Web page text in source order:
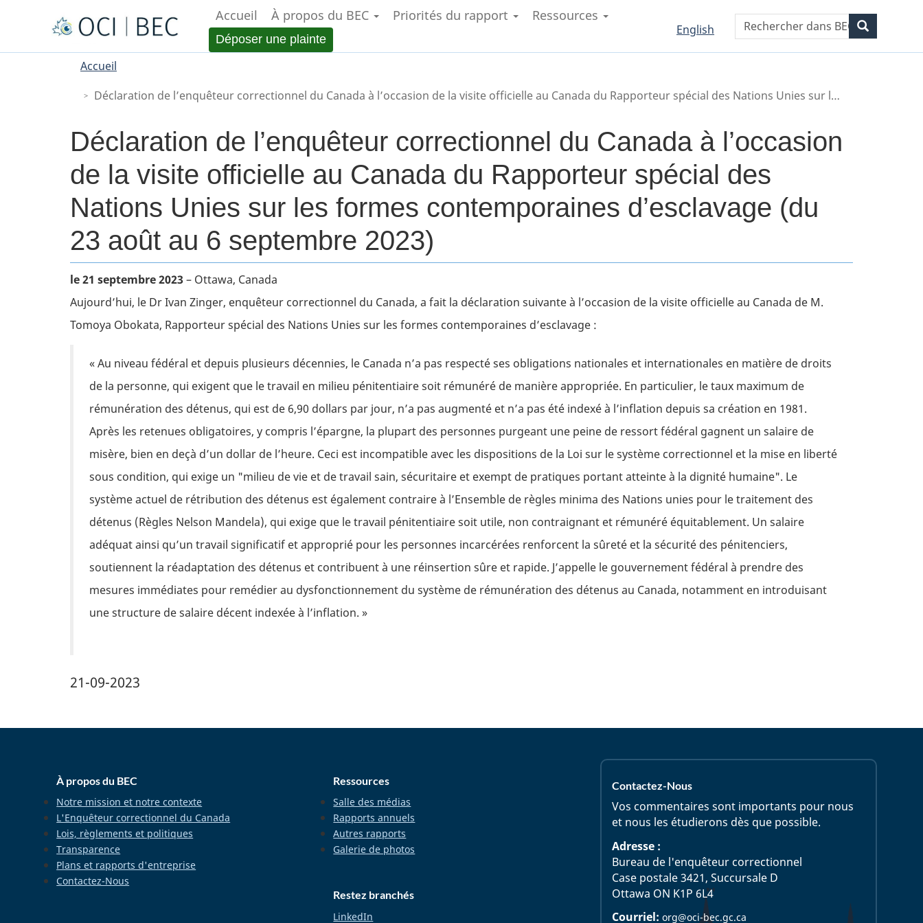
Aller
contenu
Skip
"About
Passer
la
simplifiée
Menu
Accueil À propos du BEC Priorités du rapport Ressources
Déposer une plainte
Language
selection
Language
selection
English
WxT
Search
form
Rechercher
Accueil
Déclaration de l’enquêteur correctionnel du Canada à l’occasion de la visite officielle au Canada du Rapporteur spécial des Nations Unies sur les formes contemporaines d’esclavage (du 23 août au 6 septembre 2023)
Déclaration de l’enquêteur correctionnel du Canada à l’occasion
de la visite officielle au Canada du Rapporteur spécial des
Nations Unies sur les formes contemporaines d’esclavage (du
23 août au 6 septembre 2023)
Body
le 21 septembre 2023– Ottawa, Canada
Aujourd’hui, le Dr Ivan Zinger, enquêteur correctionnel du Canada, a fait la déclaration suivante à l’occasion de la visite officielle au Canada de M.
Tomoya Obokata, Rapporteur spécial des Nations Unies sur les formes contemporaines d’esclavage :
« Au niveau fédéral et depuis plusieurs décennies, le Canada n’a pas respecté ses obligations nationales et internationales en matière de droits
de la personne, qui exigent que le travail en milieu pénitentiaire soit rémunéré de manière appropriée. En particulier, le taux maximum de
rémunération des détenus, qui est de 6,90 dollars par jour, n’a pas augmenté et n’a pas été indexé à l’inflation depuis sa création en 1981.
Après les retenues obligatoires, y compris l’épargne, la plupart des personnes purgeant une peine de ressort fédéral gagnent un salaire de
misère, bien en deçà d’un dollar de l’heure. Ceci est incompatible avec les dispositions de la Loi sur le système correctionnel et la mise en liberté
sous condition, qui exige un "milieu de vie et de travail sain, sécuritaire et exempt de pratiques portant atteinte à la dignité humaine". Le
système actuel de rétribution des détenus est également contraire à l’Ensemble de règles minima des Nations unies pour le traitement des
détenus (Règles Nelson Mandela), qui exige que le travail pénitentiaire soit utile, non contraignant et rémunéré équitablement. Un salaire
adéquat ainsi qu’un travail significatif et approprié pour les personnes incarcérées renforcent la sûreté et la sécurité des pénitenciers,
soutiennent la réadaptation des détenus et contribuent à une réinsertion sûre et rapide. J’appelle le gouvernement fédéral à prendre des
mesures immédiates pour remédier au dysfonctionnement du système de rémunération des détenus au Canada, notamment en introduisant
une structure de salaire décent indexée à l’inflation. »
Banner Image
21-09-2023
À propos du BEC
Notre mission et notre contexte
L'Enquêteur correctionnel du Canada
Lois, règlements et politiques
Transparence
Plans et rapports d'entreprise
Contactez-Nous
Ressources
Salle des médias
Rapports annuels
Autres rapports
Galerie de photos
Restez branchés
LinkedIn
Contactez-Nous
Vos commentaires sont importants pour nous
et nous les étudierons dès que possible.
Adresse :
Bureau de l'enquêteur correctionnel
Case postale 3421, Succursale D
Ottawa ON K1P 6L4
Courriel: org@oci-bec.gc.ca